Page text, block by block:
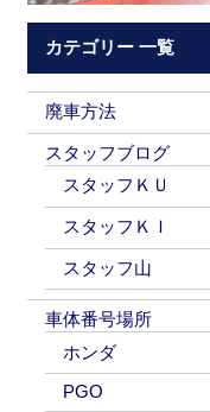
カテゴリー 一覧
廃車方法
スタッフブログ
スタッフＫＵ
スタッフＫＩ
スタッフ山
車体番号場所
ホンダ
PGO